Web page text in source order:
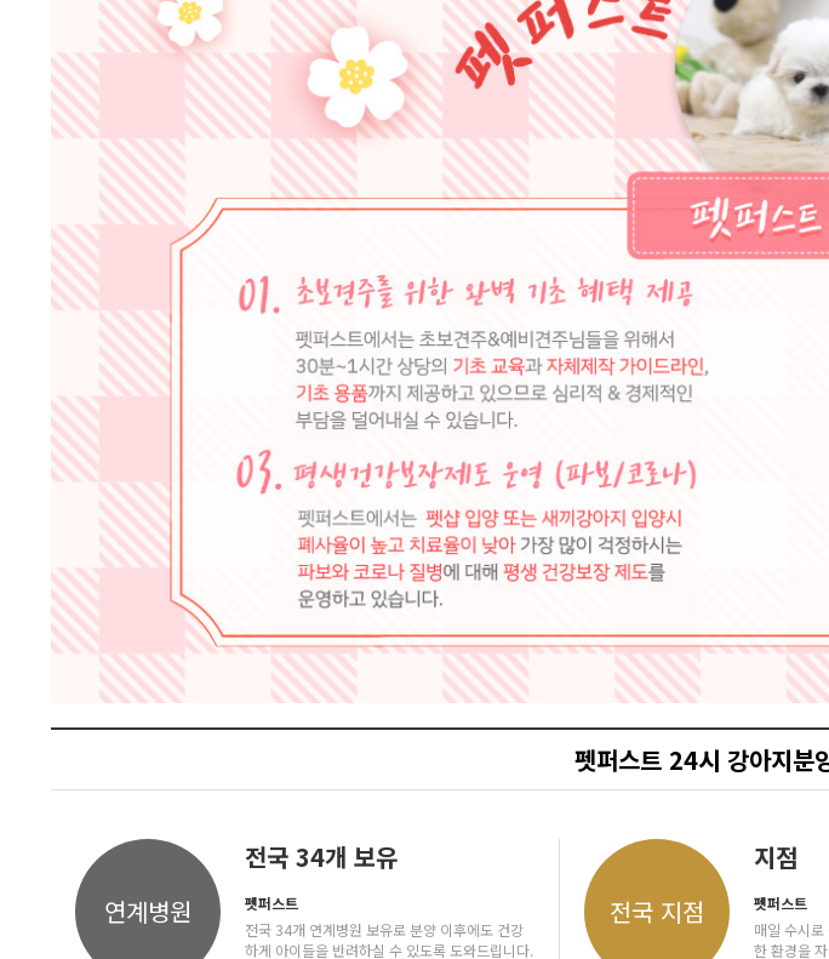
펫퍼스트 24시 강아지분
연계병원
전국 34개 보유
펫퍼스트
전국 34개 연계병원 보유로 분양 이후에도 건강
하게 아이들을 반려하실 수 있도록 도와드립니다.
전국 지점
지점
펫퍼스트
매일 수시
한 환경을